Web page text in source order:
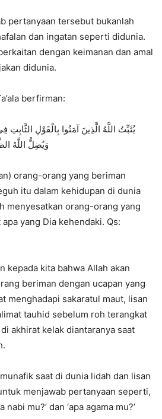
pertanyaan tersebut bukanlah
dan ingatan seperti didunia.
dengan keimanan dan amal
didunia.
berfirman:
يُثَبِّتُ اللَّهُ الَّذِينَ آمَنُوا بِالْقَوْلِ الثَّابِتِ
وَيُضِلُّ اللَّهُ
orang-orang yang beriman
itu dalam kehidupan di dunia
menyesatkan orang-orang yang
yang Dia kehendaki. Qs:
kepada kita bahwa Allah akan
beriman dengan ucapan yang
menghadapi sakaratul maut, lisan
tauhid sebelum roh terangkat
akhirat kelak diantaranya saat
saat di dunia lidah dan lisan
menjawab pertanyaan seperti,
nabi mu?’ dan ‘apa agama mu?’